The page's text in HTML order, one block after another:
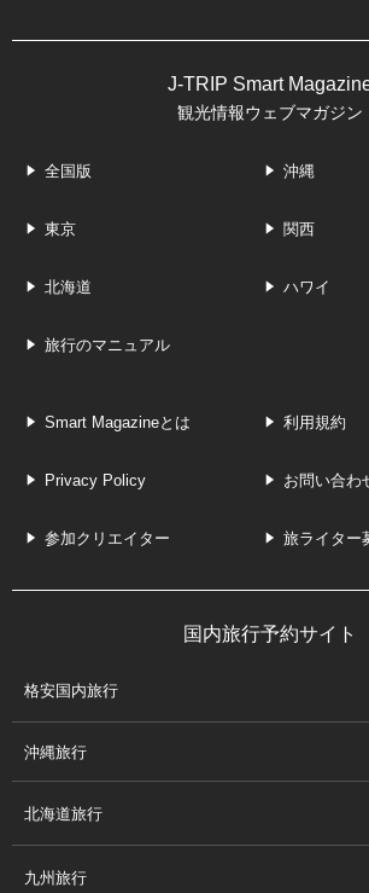
J-TRIP Smart
観光情報ウェブマガジン
全国版 沖縄
東京 関西
北海道 ハワイ
旅行のマニュアル
Smart Magazineとは 利用規約
Privacy Policy お問い合わ
参加クリエイター 旅ライター
国内旅行予約サイト
格安国内旅行
沖縄旅行
北海道旅行
九州旅行